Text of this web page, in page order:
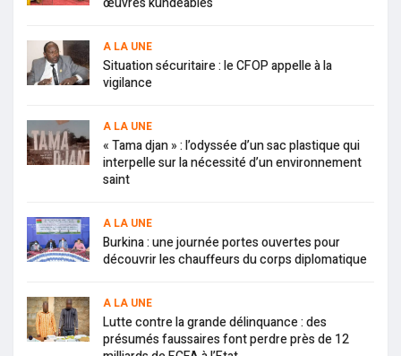
A LA UNE
Situation sécuritaire : le CFOP appelle à la
vigilance
A LA UNE
« Tama djan » : l’odyssée d’un sac plastique qui
interpelle sur la nécessité d’un environnement
saint
A LA UNE
Burkina : une journée portes ouvertes pour
découvrir les chauffeurs du corps diplomatique
A LA UNE
Lutte contre la grande délinquance : des
présumés faussaires font perdre près de 12